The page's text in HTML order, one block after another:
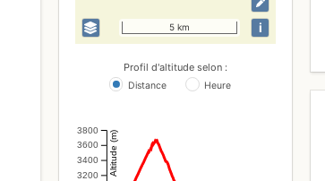
5 km i
Profil d'altitude selon :
Distance Heure
3200
3400
3600
3800 Altitude (m)